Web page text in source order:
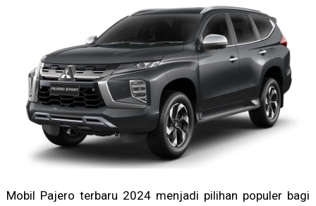
Mobil Pajero terbaru 2024 menjadi pilihan populer bagi